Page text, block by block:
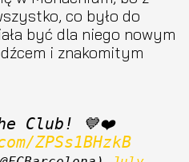
co było do
być dla niego nowym
i znakomitym
Welcome to the Club! 💙❤️
ZPSs1BHzkB